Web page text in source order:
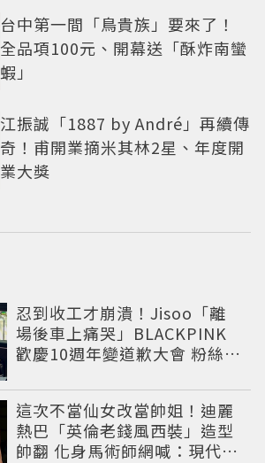
台中第一間「鳥貴族」要來了！
全品項100元、開幕送「酥炸南蠻
蝦」
江振誠「1887 by André」再續傳
奇！甫開業摘米其林2星、年度開
業大獎
忍到收工才崩潰！Jisoo「離
場後車上痛哭」BLACKPINK
歡慶10週年變道歉大會 粉絲看
這次不當仙女改當帥姐！迪麗
熱巴「英倫老錢風西裝」造型
帥翻 化身馬術師網喊：現代版